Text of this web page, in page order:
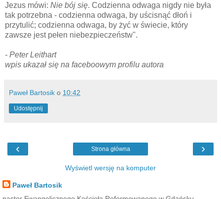
Jezus mówi: Nie bój się. Codzienna odwaga nigdy nie była
tak potrzebna - codzienna odwaga, by uścisnąć dłoń i
przytulić; codzienna odwaga, by żyć w świecie, który
zawsze jest pełen niebezpieczeństw".
- Peter Leithart
wpis ukazał się na faceboowym profilu autora
Paweł Bartosik o 10:42
Udostępnij
‹ ›
Strona główna
Wyświetl wersję na komputer
Paweł Bartosik